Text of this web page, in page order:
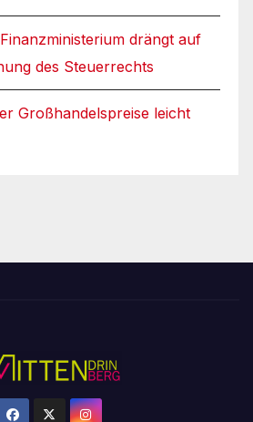
Finanzministerium drängt auf
des Steuerrechts
Großhandelspreise leicht